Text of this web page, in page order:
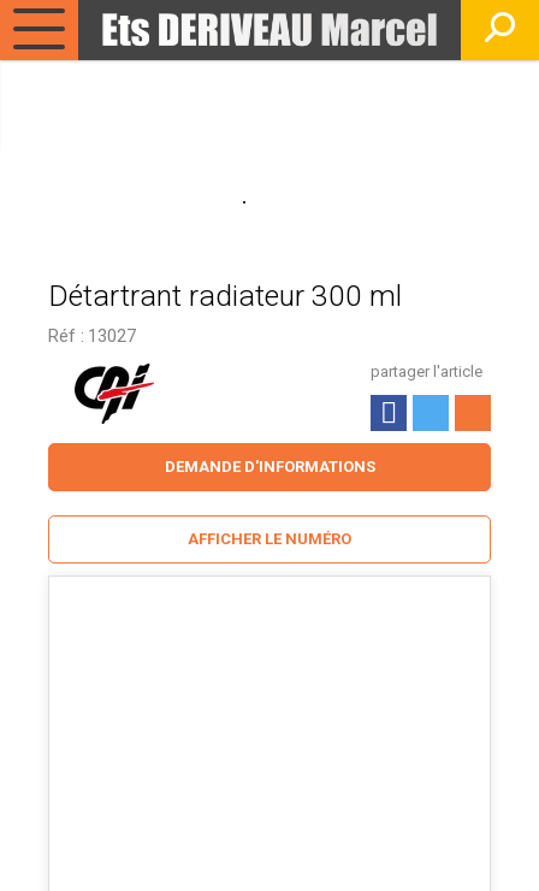
Détartrant radiateur 300 ml
Réf : 13027
partager l'article
DEMANDE D'INFORMATIONS
AFFICHER LE NUMÉRO